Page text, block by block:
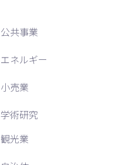
公共事業
エネルギー
小売業
学術研究
観光業